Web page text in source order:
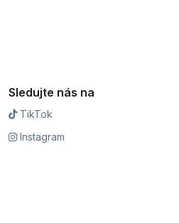
Sledujte nás na
TikTok
Instagram